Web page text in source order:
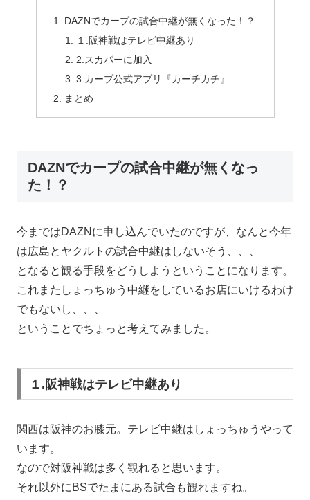
DAZNでカープの試合中継が無くなった！？
１.阪神戦はテレビ中継あり
2.スカパーに加入
3.カープ公式アプリ『カーチカチ』
まとめ
DAZNでカープの試合中継が無くなっ
た！？
今まではDAZNに申し込んでいたのですが、なんと今年
は広島とヤクルトの試合中継はしないそう、、、
となると観る手段をどうしようということになります。
これまたしょっちゅう中継をしているお店にいけるわけ
でもないし、、、
ということでちょっと考えてみました。
１.阪神戦はテレビ中継あり
関西は阪神のお膝元。テレビ中継はしょっちゅうやって
います。
なので対阪神戦は多く観れると思います。
それ以外にBSでたまにある試合も観れますね。